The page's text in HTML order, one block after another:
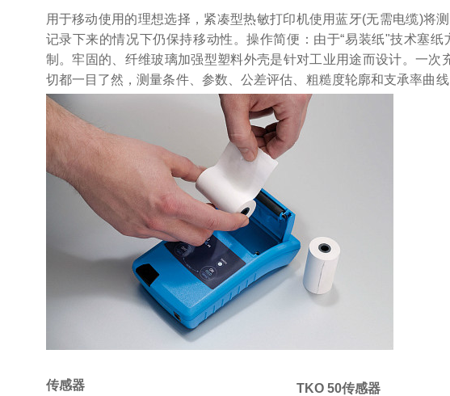
用于移动使用的理想选择，紧凑型热敏打印机使用蓝牙(无需电缆)将
记录下来的情况下仍保持移动性。操作简便：由于“易装纸"技术塞
制。牢固的、纤维玻璃加强型塑料外壳是针对工业用途而设计。一
切都一目了然，测量条件、参数、公差评估、粗糙度轮廓和支承率曲
传感器
TKO 50传感器